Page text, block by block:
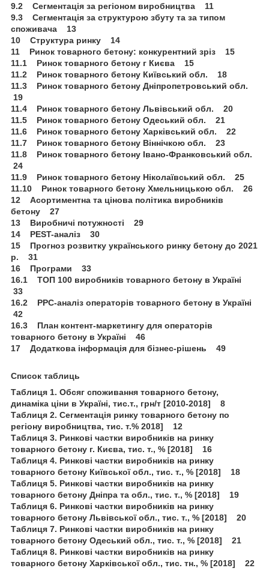
9.2 Сегментація за регіоном виробництва 11
9.3 Сегментація за структурою збуту та за типом
споживача 13
10 Структура ринку 14
11 Ринок товарного бетону: конкурентний зріз 15
11.1 Ринок товарного бетону г Києва 15
11.2 Ринок товарного бетону Київський обл. 18
11.3 Ринок товарного бетону Дніпропетровський обл.
19
11.4 Ринок товарного бетону Львівський обл. 20
11.5 Ринок товарного бетону Одеський обл. 21
11.6 Ринок товарного бетону Харківський обл. 22
11.7 Ринок товарного бетону Віннічкою обл. 23
11.8 Ринок товарного бетону Івано-Франковський обл.
24
11.9 Ринок товарного бетону Ніколаївський обл. 25
11.10 Ринок товарного бетону Хмельницькою обл. 26
12 Асортиментна та цінова політика виробників
бетону 27
13 Виробничі потужності 29
14 PEST-аналіз 30
15 Прогноз розвитку українського ринку бетону до 2021
р. 31
16 Програми 33
16.1 ТОП 100 виробників товарного бетону в Україні
33
16.2 PPC-аналіз операторів товарного бетону в Україні
42
16.3 План контент-маркетингу для операторів
товарного бетону в Україні 46
17 Додаткова інформація для бізнес-рішень 49
Список таблиць
Таблиця 1. Обсяг споживання товарного бетону,
динаміка ціни в Україні, тис.т., грн/т [2010-2018] 8
Таблиця 2. Сегментація ринку товарного бетону по
регіону виробництва, тис. т.% 2018] 12
Таблиця 3. Ринкові частки виробників на ринку
товарного бетону г. Києва, тис. т., % [2018] 16
Таблиця 4. Ринкові частки виробників на ринку
товарного бетону Київської обл., тис. т., % [2018] 18
Таблиця 5. Ринкові частки виробників на ринку
товарного бетону Дніпра та обл., тис. т., % [2018] 19
Таблиця 6. Ринкові частки виробників на ринку
товарного бетону Львівської обл., тис. т., % [2018] 20
Таблиця 7. Ринкові частки виробників на ринку
товарного бетону Одеський обл., тис. т., % [2018] 21
Таблиця 8. Ринкові частки виробників на ринку
товарного бетону Харківської обл., тис. тн., % [2018] 22